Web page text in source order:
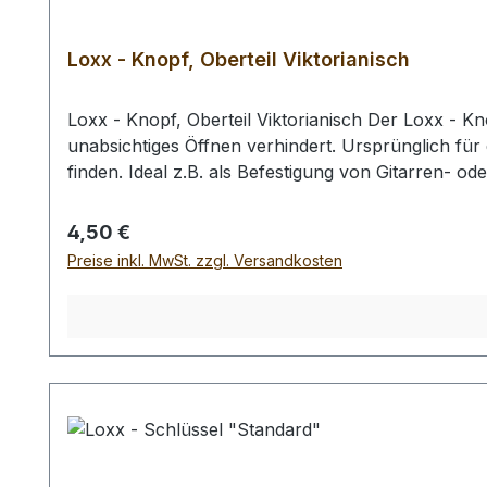
Loxx - Knopf, Oberteil Viktorianisch
Loxx - Knopf, Oberteil Viktorianisch Der Loxx -
unabsichtiges Öffnen verhindert. Ursprünglich
finden. Ideal z.B. als Befestigung von Gitarren-
benötigen ein 10 mm großes Loch zum Einsetzen
und kompletten Verschrauben der Loxx-Knöpfe
Beiltaschenknöpfe geeignet, die Funktion wird
insbesondere durch die Verwendung
Farbdarstellung kommen kann.Die auf Ihrem
Produktfotos dargestellten Produkte abweichen.
Regulärer Preis:
4,50 €
Preise inkl. MwSt. zzgl. Versandkosten